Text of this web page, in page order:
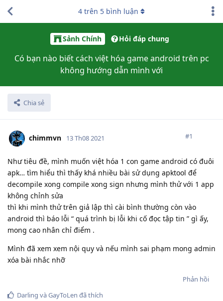
Sảnh Chính Hỏi đáp chung
Có bạn nào biết cách việt hóa game android trên pc
không hướng dẫn mình với
Chia sẻ
4 trên 5 bình luận
chimmvn 13 Th08 2021 #1
Như tiêu đề, mình muốn việt hóa 1 con game android có đuôi
apk… tìm hiểu thì thấy khá nhiều bài sử dụng apktool để
decompile xong compile xong sign nhưng mình thử với 1 app
không chỉnh sửa
thì khi mình thử trên giả lập thì cài bình thường còn vào
android thì báo lỗi “ quá trình bị lỗi khi cố đọc tập tin ” gì ấy,
mong cao nhân chỉ điểm .
Mình đã xem xem nội quy và nếu mình sai phạm mong admin
xóa bài nhắc nhỡ
Phản hồi
Darling vàGayToLen đã thích